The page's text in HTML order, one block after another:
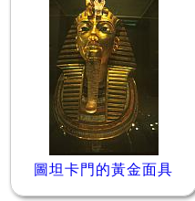
圖坦卡門的黃金面具